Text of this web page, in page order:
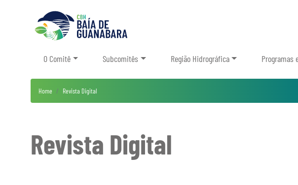
O Comitê Subcomitês Região Hidrográfica Programas
Home Revista Digital
Revista Digital